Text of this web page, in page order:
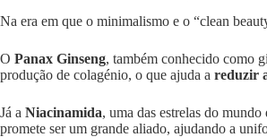
Na era em que o minimalismo e o “clean
O Panax Ginseng, também conhecido como
produção de colagénio, o que ajuda a reduzir
Já a Niacinamida, uma das estrelas do
promete ser um grande aliado, ajudando a